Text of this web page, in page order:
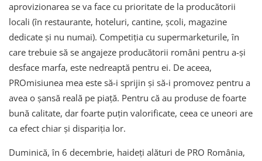
aprovizionarea se va face cu prioritate de la producătorii
locali (în restaurante, hoteluri, cantine, școli, magazine
dedicate și nu numai). Competiția cu supermarketurile, în
care trebuie să se angajeze producătorii români pentru a-și
desface marfa, este nedreaptă pentru ei. De aceea,
PROmisiunea mea este să-i sprijin și să-i promovez pentru a
avea o șansă reală pe piață. Pentru că au produse de foarte
bună calitate, dar foarte puțin valorificate, ceea ce uneori are
ca efect chiar și dispariția lor.
Duminică, în 6 decembrie, haideți alături de PRO România,